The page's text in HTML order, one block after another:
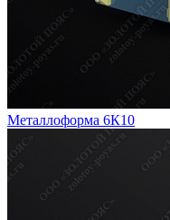
Металлоформа 6К10